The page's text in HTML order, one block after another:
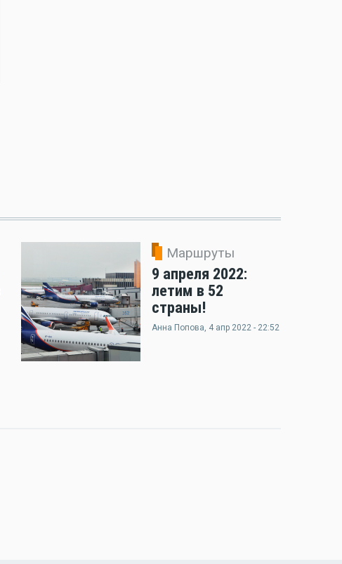
Маршруты
9 апреля 2022:
летим в 52
страны!
Анна Попова, 4 апр 2022 - 22:52